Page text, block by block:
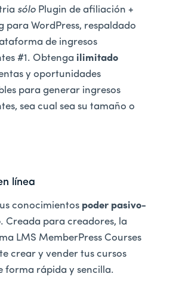
sólo Plugin de afiliación +
para WordPress, respaldado
de ingresos
#1. Obtenga ilimitado
y oportunidades
para generar ingresos
sea cual sea su tamaño o
línea
conocimientos poder pasivo-
. Creada para creadores, la
LMS MemberPress Courses
crear y vender tus cursos
forma rápida y sencilla.